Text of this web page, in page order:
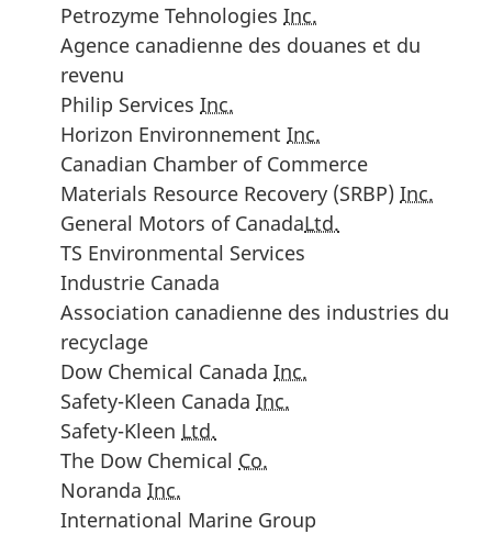
Petrozyme Tehnologies Inc.
Agence canadienne des douanes et du
revenu
Philip Services Inc.
Horizon Environnement Inc.
Canadian Chamber of Commerce
Materials Resource Recovery (SRBP) Inc.
General Motors of CanadaLtd.
TS Environmental Services
Industrie Canada
Association canadienne des industries du
recyclage
Dow Chemical Canada Inc.
Safety-Kleen Canada Inc.
Safety-Kleen Ltd.
The Dow Chemical Co.
Noranda Inc.
International Marine Group